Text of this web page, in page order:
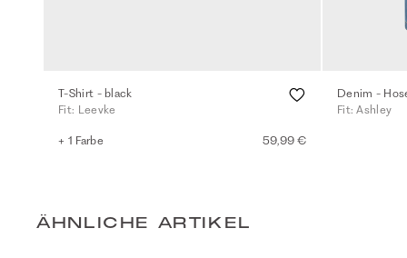
T-Shirt - black
Fit: Leevke
+ 1 Farbe 59,99 €
Denim -
Fit: Ashley
ÄHNLICHE ARTIKEL